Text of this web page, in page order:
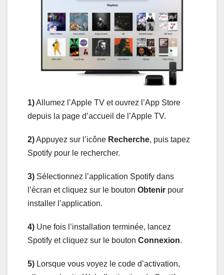
1)Allumez l’Apple TV et ouvrez l’App Store
depuis la page d’accueil de l’Apple TV.
2)Appuyez sur l’icône Recherche, puis tapez
Spotify pour le rechercher.
3) Sélectionnez l’application Spotify dans
l’écran et cliquez sur le bouton Obtenir pour
installer l’application.
4) Une fois l’installation terminée, lancez
Spotify et cliquez sur le bouton Connexion.
5) Lorsque vous voyez le code d’activation,